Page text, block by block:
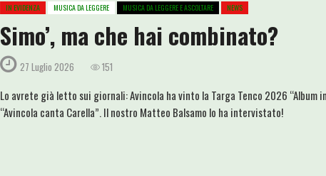
IN EVIDENZA MUSICA DA LEGGERE MUSICA DA LEGGERE E ASCOLTARE NEWS
Simo’, ma che hai combinato?
27 Luglio 2026 151
Lo avrete già letto sui giornali: Avincola ha vinto la Targa Tenco 2026 “Album
“Avincola canta Carella”. Il nostro Matteo Balsamo lo ha intervistato!